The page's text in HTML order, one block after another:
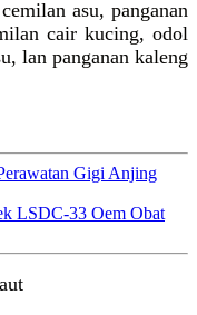
asu, panganan
cair kucing, odol
lan panganan kaleng
Gigi Anjing
LSDC-33 Oem Obat